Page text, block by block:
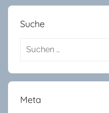
m
Suche
Suchen
Meta